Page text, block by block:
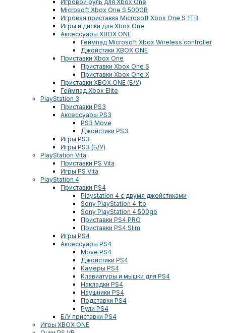
Игровой руль для Xbox One
Microsoft Xbox One S 500GB
Игровая приставка Microsoft Xbox One S 1TB
Игры и диски для Xbox One
Аксессуары XBOX ONE
Геймпад Microsoft Xbox Wireless controller
Джойстики XBOX ONE
Приставки Xbox One
Приставки Xbox One S
Приставки Xbox One X
Приставки XBOX ONE (Б/У)
Геймпад Xbox Elite
PlayStation 3
Приставки PS3
Аксессуары PS3
PS3 Move
Джойстики PS3
Игры PS3
Игры PS3 (Б/У)
PlayStation Vita
Приставки PS Vita
Игры PS Vita
PlayStation 4
Приставки PS4
Playstation 4 с двумя джойстиками
Sony PlayStation 4 1tb
Sony PlayStation 4 500gb
Приставки PS4 PRO
Приставки PS4 Slim
Игры PS4
Аксессуары PS4
Move PS4
Джойстики PS4
Камеры PS4
Клавиатуры и мышки для PS4
Накладки PS4
Наушники PS4
Подставки PS4
Рули PS4
Б/У приставки PS4
Игры XBOX ONE